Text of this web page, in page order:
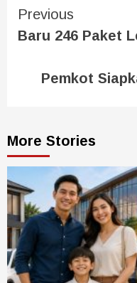
Previous
Baru 246 Paket
Pemkot
More Stories